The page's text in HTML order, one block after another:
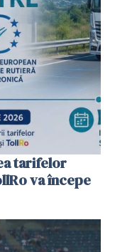
tarifelor
va începe